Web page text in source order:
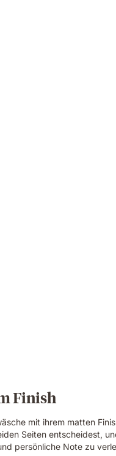
Finish
mit ihrem matten
Seiten entscheidest,
persönliche Note zu